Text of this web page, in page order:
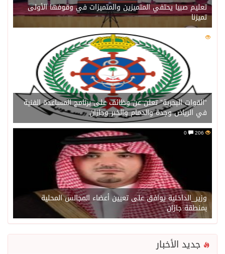
تعليم صبيا يحتفي المتميزين والمتميزات في وقوفها الأولى
تميزنا
208
“القوات البحرية” تعلن عن وظائف على برنامج المساعدة الفنية
في الرياض وجدة والدمام والخبر وجازان
206
وزير_الداخلية يوافق على تعيين أعضاء المجالس المحلية
بمنطقة جازان
جديد الأخبار